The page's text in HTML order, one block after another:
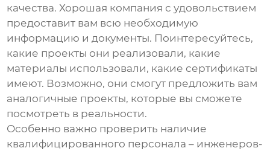
качества. Хорошая компания с удовольствием
предоставит вам всю необходимую
информацию и документы. Поинтересуйтесь,
какие проекты они реализовали, какие
материалы использовали, какие сертификаты
имеют. Возможно, они смогут предложить вам
аналогичные проекты, которые вы сможете
посмотреть в реальности.
Особенно важно проверить наличие
квалифицированного персонала – инженеров-